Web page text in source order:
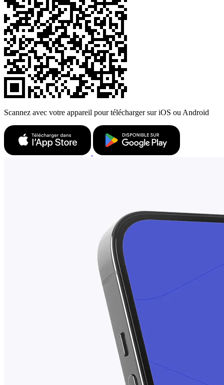
Scannez avec votre appareil pour télécharger sur iOS ou Android